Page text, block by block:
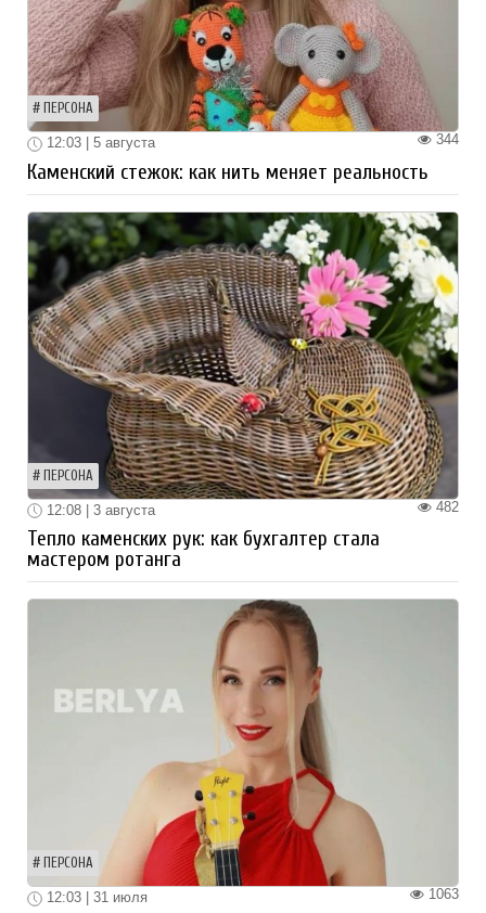
ПЕРСОНА
344
12:03 | 5 августа
Каменский стежок: как нить меняет реальность
ПЕРСОНА
482
12:08 | 3 августа
Тепло каменских рук: как бухгалтер стала
мастером ротанга
ПЕРСОНА
1063
12:03 | 31 июля